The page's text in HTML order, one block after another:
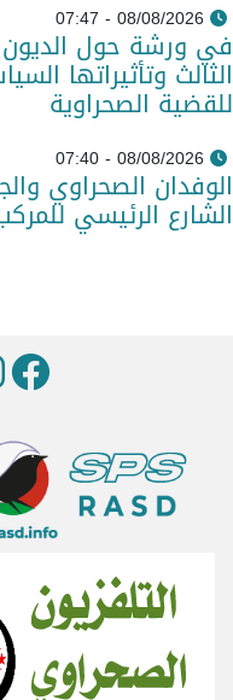
08/08/2026 - 07:47
في ورشة حول الديون
الثالث وتأثيراتها
للقضية الصحراوية
08/08/2026 - 07:40
الوفدان الصحراوي
الشارع الرئيسي